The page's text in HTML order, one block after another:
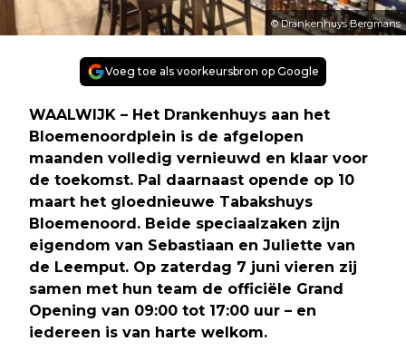
© Drankenhuys Bergmans
Voeg toe als voorkeursbron op Google
WAALWIJK – Het Drankenhuys aan het
Bloemenoordplein is de afgelopen
maanden volledig vernieuwd en klaar voor
de toekomst. Pal daarnaast opende op 10
maart het gloednieuwe Tabakshuys
Bloemenoord. Beide speciaalzaken zijn
eigendom van Sebastiaan en Juliette van
de Leemput. Op zaterdag 7 juni vieren zij
samen met hun team de officiële Grand
Opening van 09:00 tot 17:00 uur – en
iedereen is van harte welkom.